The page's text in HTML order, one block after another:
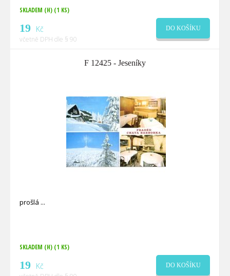
SKLADEM (H) (1 KS)
19 Kč
včetně DPH dle § 90
DO KOŠÍKU
F 12425 - Jeseníky
prošlá
SKLADEM (H) (1 KS)
19 Kč DO KOŠÍKU